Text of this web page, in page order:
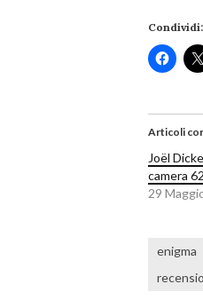
Condividi:
Articoli
Joël
camera
29
enigma